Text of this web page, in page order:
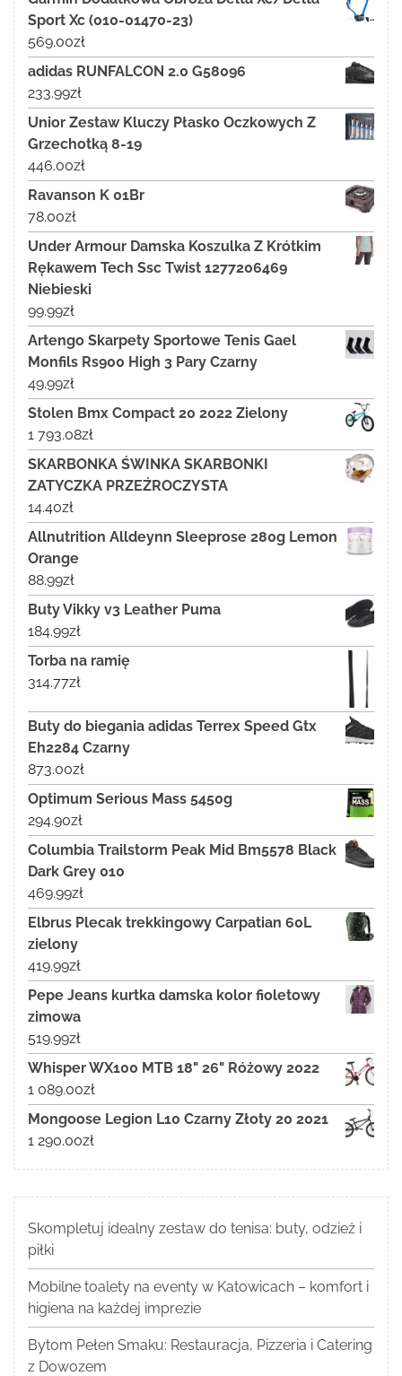
Sport Xc (010-01470-23)
569.00zł
adidas RUNFALCON 2.0 G58096
233.99zł
Unior Zestaw Kluczy Płasko Oczkowych Z
Grzechotką 8-19
446.00zł
Ravanson K 01Br
78.00zł
Under Armour Damska Koszulka Z Krótkim
Rękawem Tech Ssc Twist 1277206469
Niebieski
99.99zł
Artengo Skarpety Sportowe Tenis Gael
Monfils Rs900 High 3 Pary Czarny
49.99zł
Stolen Bmx Compact 20 2022 Zielony
1 793.08zł
SKARBONKA ŚWINKA SKARBONKI
ZATYCZKA PRZEŹROCZYSTA
14.40zł
Allnutrition Alldeynn Sleeprose 280g Lemon
Orange
88.99zł
Buty Vikky v3 Leather Puma
184.99zł
Torba na ramię
314.77zł
Buty do biegania adidas Terrex Speed Gtx
Eh2284 Czarny
873.00zł
Optimum Serious Mass 5450g
294.90zł
Columbia Trailstorm Peak Mid Bm5578 Black
Dark Grey 010
469.99zł
Elbrus Plecak trekkingowy Carpatian 60L
zielony
419.99zł
Pepe Jeans kurtka damska kolor fioletowy
zimowa
519.99zł
Whisper WX100 MTB 18" 26" Różowy 2022
1 089.00zł
Mongoose Legion L10 Czarny Złoty 20 2021
1 290.00zł
Skompletuj idealny zestaw do tenisa: buty, odzież i
piłki
Mobilne toalety na eventy w Katowicach – komfort i
higiena na każdej imprezie
Bytom Pełen Smaku: Restauracja, Pizzeria i Catering
z Dowozem